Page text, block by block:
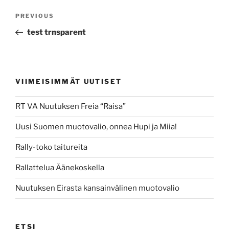
Previous
Post
PREVIOUS
test trnsparent
VIIMEISIMMÄT UUTISET
RT VA Nuutuksen Freia “Raisa”
Uusi Suomen muotovalio, onnea Hupi ja Miia!
Rally-toko taitureita
Rallattelua Äänekoskella
Nuutuksen Eirasta kansainvälinen muotovalio
ETSI